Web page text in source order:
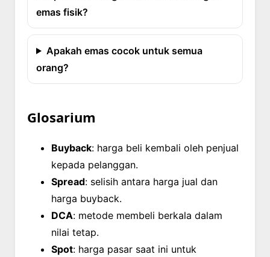
emas fisik?
Apakah emas cocok untuk semua
orang?
Glosarium
Buyback: harga beli kembali oleh penjual
kepada pelanggan.
Spread: selisih antara harga jual dan
harga buyback.
DCA: metode membeli berkala dalam
nilai tetap.
Spot: harga pasar saat ini untuk